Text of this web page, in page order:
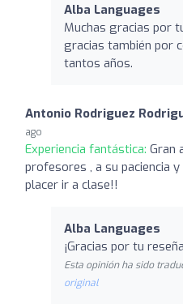
Alba Languages
Muchas gracias por
gracias también por
tantos años.
Antonio Rodriguez
ago
Experiencia fantástica: Gran
profesores , a su paciencia
placer ir a clase!!
Alba Languages
¡Gracias por tu
Esta opinión ha sido
original